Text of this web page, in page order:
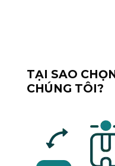
TẠI SAO
CHÚNG TÔI?